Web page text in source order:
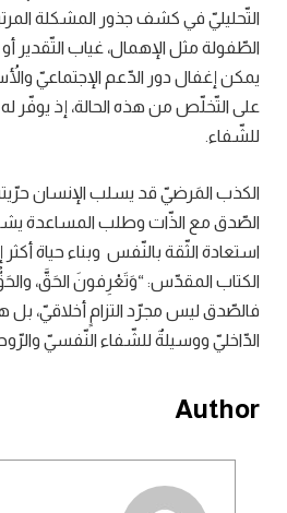
التّحليليّ في كشف جذور المشكلة
الطّفولة مثل الإهمال، غياب التّقدير
يمكن إغفال دور الدّعم الإجتماعيّ
على التّخلّص من هذه الحالة، إذ يوفّر له
للشّفاء.
الكذب المَرضيّ قد يسلب الإنسان
الصّدق مع الذّات وطلب المساعدة
استعادة الثّقة بالنّفس وبناء حياة أكثر
فالصّدق ليس مجرّد التزامٍ أخلاقيّ، بل
الدّاخليّ ووسيلةٌ للشّفاء النّفسيّ
Author